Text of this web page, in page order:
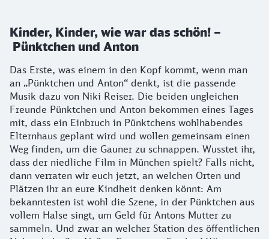
Kinder, Kinder, wie war das schön! –
Pünktchen und Anton
Das Erste, was einem in den Kopf kommt, wenn man
an „Pünktchen und Anton“ denkt, ist die passende
Musik dazu von Niki Reiser. Die beiden ungleichen
Freunde Pünktchen und Anton bekommen eines Tages
mit, dass ein Einbruch in Pünktchens wohlhabendes
Elternhaus geplant wird und wollen gemeinsam einen
Weg finden, um die Gauner zu schnappen. Wusstet ihr,
dass der niedliche Film in München spielt? Falls nicht,
dann verraten wir euch jetzt, an welchen Orten und
Plätzen ihr an eure Kindheit denken könnt: Am
bekanntesten ist wohl die Szene, in der Pünktchen aus
vollem Halse singt, um Geld für Antons Mutter zu
sammeln. Und zwar an welcher Station des öffentlichen